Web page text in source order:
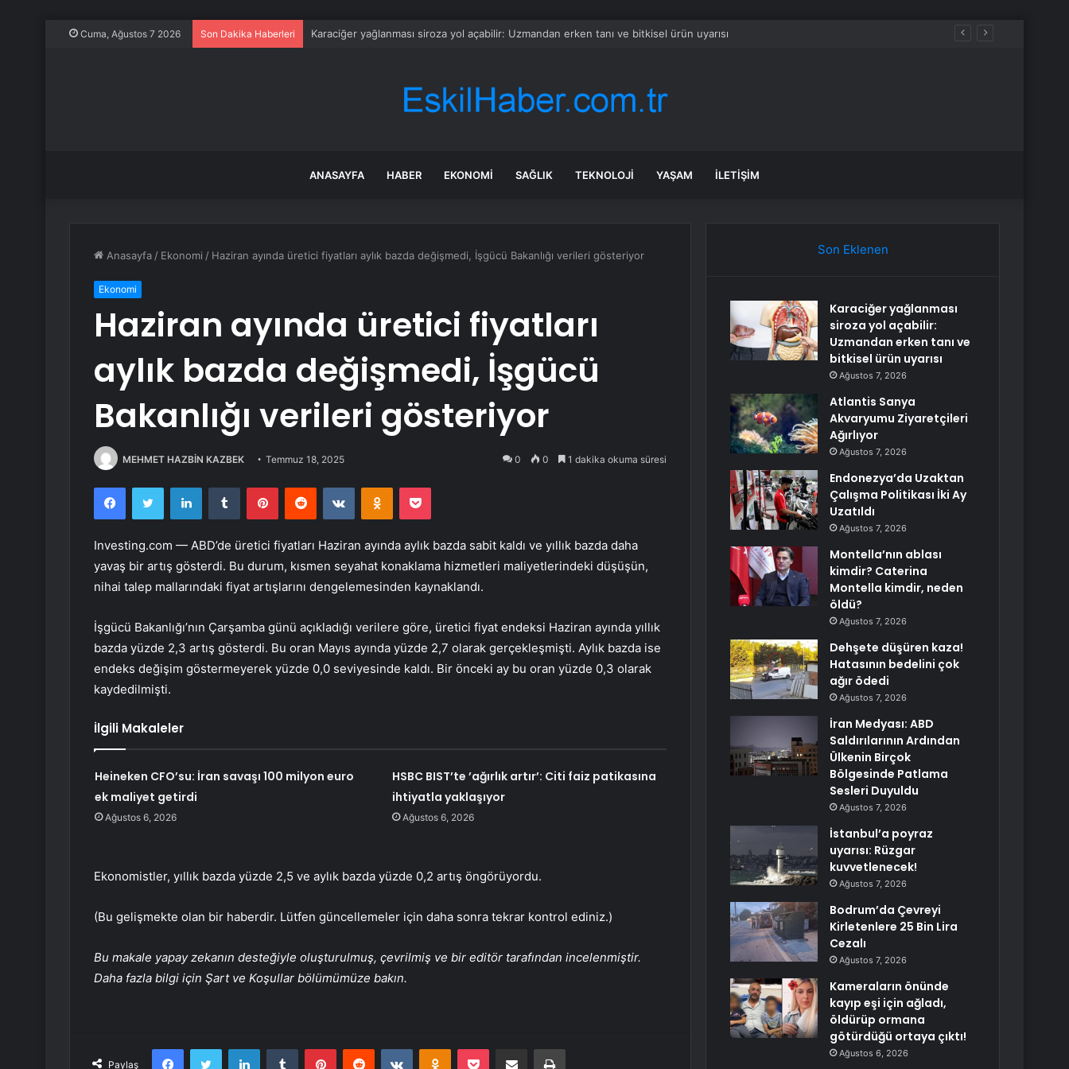
Cuma, Ağustos 7 2026 Son Dakika Haberleri Atlantis Sanya Akvaryumu Ziyaretçileri Ağırlıyor
ANASAYFA HABER EKONOMI SAĞLIK TEKNOLOJI YAŞAM İLETIŞIM
Anasayfa / Ekonomi / Haziran ayında üretici fiyatları aylık bazda değişmedi, İşgücü Bakanlığı verileri gösteriyor
Ekonomi
Haziran ayında üretici fiyatları
aylık bazda değişmedi, İşgücü
Bakanlığı verileri gösteriyor
MEHMET HAZBİN KAZBEK Temmuz 18, 2025 0 0 1 dakika okuma süresi
FacebookTwitter LinkedInTumblr PinterestReddit VKontakteOdnoklassniki
Pocket
Investing.com — ABD’de üretici fiyatları Haziran ayında aylık bazda sabit kaldı ve yıllık bazda daha
yavaş bir artış gösterdi. Bu durum, kısmen seyahat konaklama hizmetleri maliyetlerindeki düşüşün,
nihai talep mallarındaki fiyat artışlarını dengelemesinden kaynaklandı.
İşgücü Bakanlığı’nın Çarşamba günü açıkladığı verilere göre, üretici fiyat endeksi Haziran ayında yıllık
bazda yüzde 2,3 artış gösterdi. Bu oran Mayıs ayında yüzde 2,7 olarak gerçekleşmişti. Aylık bazda ise
endeks değişim göstermeyerek yüzde 0,0 seviyesinde kaldı. Bir önceki ay bu oran yüzde 0,3 olarak
kaydedilmişti.
İlgili Makaleler
Heineken CFO’su: İran savaşı 100 milyon euro
ek maliyet getirdi
Ağustos 6, 2026
HSBC BIST’te ’ağırlık artır’: Citi faiz patikasına
ihtiyatla yaklaşıyor
Ağustos 6, 2026
Ekonomistler, yıllık bazda yüzde 2,5 ve aylık bazda yüzde 0,2 artış öngörüyordu.
(Bu gelişmekte olan bir haberdir. Lütfen güncellemeler için daha sonra tekrar kontrol ediniz.)
Bu makale yapay zekanın desteğiyle oluşturulmuş, çevrilmiş ve bir editör tarafından incelenmiştir.
Daha fazla bilgi için Şart ve Koşullar bölümümüze bakın.
Paylaş
FacebookTwitter LinkedInTumblr PinterestReddit VKontakteOdnoklassniki
Pocket E-Posta ile paylaş Yazdır
Son Eklenen
Karaciğer yağlanması
siroza yol açabilir:
Uzmandan erken tanı ve
bitkisel ürün uyarısı
Ağustos 7, 2026
Atlantis Sanya
Akvaryumu Ziyaretçileri
Ağırlıyor
Ağustos 7, 2026
Endonezya’da Uzaktan
Çalışma Politikası İki Ay
Uzatıldı
Ağustos 7, 2026
Montella’nın ablası
kimdir? Caterina
Montella kimdir, neden
öldü?
Ağustos 7, 2026
Dehşete düşüren kaza!
Hatasının bedelini çok
ağır ödedi
Ağustos 7, 2026
İran Medyası: ABD
Saldırılarının Ardından
Ülkenin Birçok
Bölgesinde Patlama
Sesleri Duyuldu
Ağustos 7, 2026
İstanbul’a poyraz
uyarısı: Rüzgar
kuvvetlenecek!
Ağustos 7, 2026
Bodrum’da Çevreyi
Kirletenlere 25 Bin Lira
Cezalı
Ağustos 7, 2026
Kameraların önünde
kayıp eşi için ağladı,
öldürüp ormana
götürdüğü ortaya çıktı!
Ağustos 6, 2026